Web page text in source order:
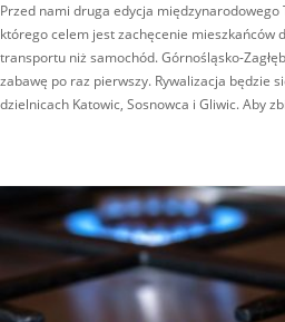
Przed nami druga edycja
którego celem jest zachęcenie mieszkańców
transportu niż samochód. Górnośląsko-
zabawę po raz pierwszy. Rywalizacja będzie
dzielnicach Katowic, Sosnowca i Gliwic. Aby